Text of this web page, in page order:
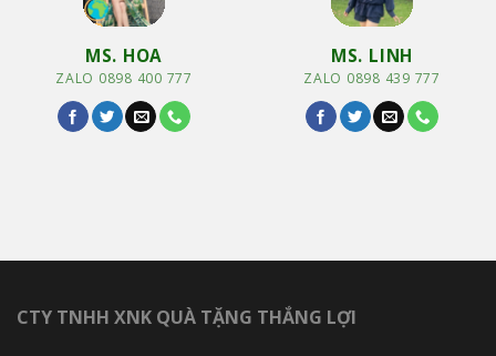
MS. HOA
ZALO 0898 400 777
MS. LINH
ZALO 0898 439 777
CTY TNHH XNK QUÀ TẶNG THẮNG LỢI